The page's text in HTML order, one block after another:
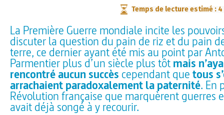
Temps de lecture estimé : 4
La Première Guerre mondiale incite les
discuter la question du pain de riz et du pain
terre, ce dernier ayant été mis au point par
Parmentier plus d’un siècle plus tôtmais
rencontré aucun succès cependant quetous
arrachaient paradoxalement la paternité. En
Révolution française que marquèrent guerres
avait déjà songé à y recourir.